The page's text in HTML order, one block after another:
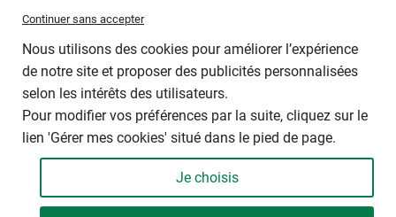
- +
Continuer sans accepter
Nous utilisons des cookies pour améliorer l’expérience
de notre site et proposer des publicités personnalisées
selon les intérêts des utilisateurs.
Pour modifier vos préférences par la suite, cliquez sur le
lien 'Gérer mes cookies' situé dans le pied de page.
Je choisis